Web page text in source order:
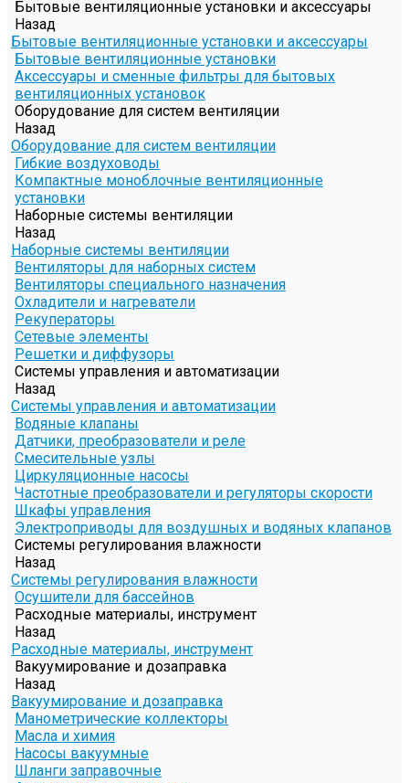
Бытовые вентиляционные установки и аксессуары
Назад
Бытовые вентиляционные установки и аксессуары
Бытовые вентиляционные установки
Аксессуары и сменные фильтры для бытовых
вентиляционных установок
Оборудование для систем вентиляции
Назад
Оборудование для систем вентиляции
Гибкие воздуховоды
Компактные моноблочные вентиляционные
установки
Наборные системы вентиляции
Назад
Наборные системы вентиляции
Вентиляторы для наборных систем
Вентиляторы специального назначения
Охладители и нагреватели
Рекуператоры
Сетевые элементы
Решетки и диффузоры
Системы управления и автоматизации
Назад
Системы управления и автоматизации
Водяные клапаны
Датчики, преобразователи и реле
Смесительные узлы
Циркуляционные насосы
Частотные преобразователи и регуляторы скорости
Шкафы управления
Электроприводы для воздушных и водяных клапанов
Системы регулирования влажности
Назад
Системы регулирования влажности
Осушители для бассейнов
Расходные материалы, инструмент
Назад
Расходные материалы, инструмент
Вакуумирование и дозаправка
Назад
Вакуумирование и дозаправка
Манометрические коллекторы
Масла и химия
Насосы вакуумные
Шланги заправочные